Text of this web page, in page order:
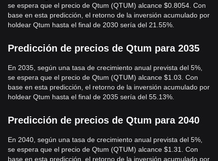
se espera que el precio de Qtum (QTUM) alcance $0.8054. Con
base en esta predicción, el retorno de la inversión acumulado por
holdear Qtum hasta el final de 2030 sería del 21.55%.
Predicción de precios de Qtum para 2035
En 2035, según una tasa de crecimiento anual prevista del 5%,
se espera que el precio de Qtum (QTUM) alcance $1.03. Con
base en esta predicción, el retorno de la inversión acumulado por
holdear Qtum hasta el final de 2035 sería del 55.13%.
Predicción de precios de Qtum para 2040
En 2040, según una tasa de crecimiento anual prevista del 5%,
se espera que el precio de Qtum (QTUM) alcance $1.31. Con
base en esta predicción, el retorno de la inversión acumulado por